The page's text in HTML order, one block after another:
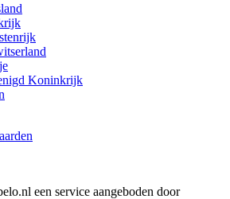
Koninkrijk
een service aangeboden door